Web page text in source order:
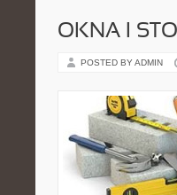
OKNA I
POSTED BY ADMIN